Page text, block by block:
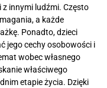
innymi ludźmi. Często
a każde
Ponadto, dzieci
jego cechy osobowości i
wobec własnego
właściwego
etapie życia. Dzięki